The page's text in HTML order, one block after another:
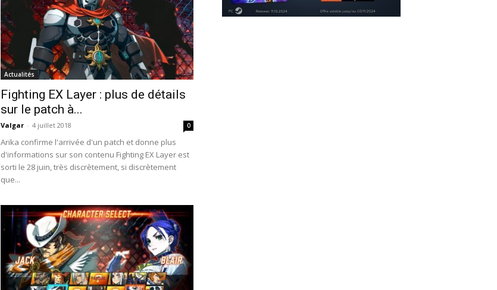
Actualités
Fighting EX Layer : plus de détails
sur le patch à...
Valgar - 4 juillet 2018 0
Arika confirme l'arrivée d'un patch et donne plus
d'informations sur son contenu Fighting EX Layer est
sorti le 28 juin, très discrètement, si discrètement
que...